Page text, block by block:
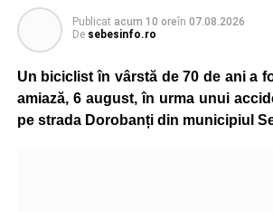
Publicat acum 10 oreîn 07.08.2026
De sebesinfo.ro
Un biciclist în vârstă de 70 de ani a
amiază, 6 august, în urma unui
pe strada Dorobanți din municipiul